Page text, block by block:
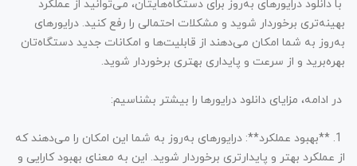
با دانلود درایورهای به‌روز برای دستگاه‌هایتان، می‌توانید از عملکرد
بهینه‌تری برخوردار شوید و مشکلات احتمالی را رفع کنید. درایورهای
به‌روز به شما امکان می‌دهند از قابلیت‌ها و امکانات جدید دستگاه‌تان
بهره‌برید و از سرعت و پایداری بهتری برخوردار شوید.
در ادامه، مزایای دانلود درایورها را بیشتر بشناسیم:
1. **بهبود عملکرد**: درایورهای به‌روز به شما این امکان را می‌دهند که
از عملکرد بهتر و پایدارتری برخوردار شوید. این به معنای بهبود کارایی و